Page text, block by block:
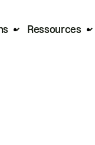
Ressources